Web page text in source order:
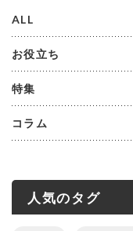
ALL
お役立ち
特集
コラム
人気のタグ